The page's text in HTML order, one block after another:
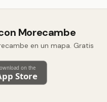
Morecambe
en un mapa. Gratis